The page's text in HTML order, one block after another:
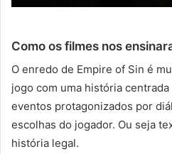
Como os filmes nos
O enredo de Empire of Sin é
jogo com uma história
eventos protagonizados por
escolhas do jogador. Ou seja
história legal.